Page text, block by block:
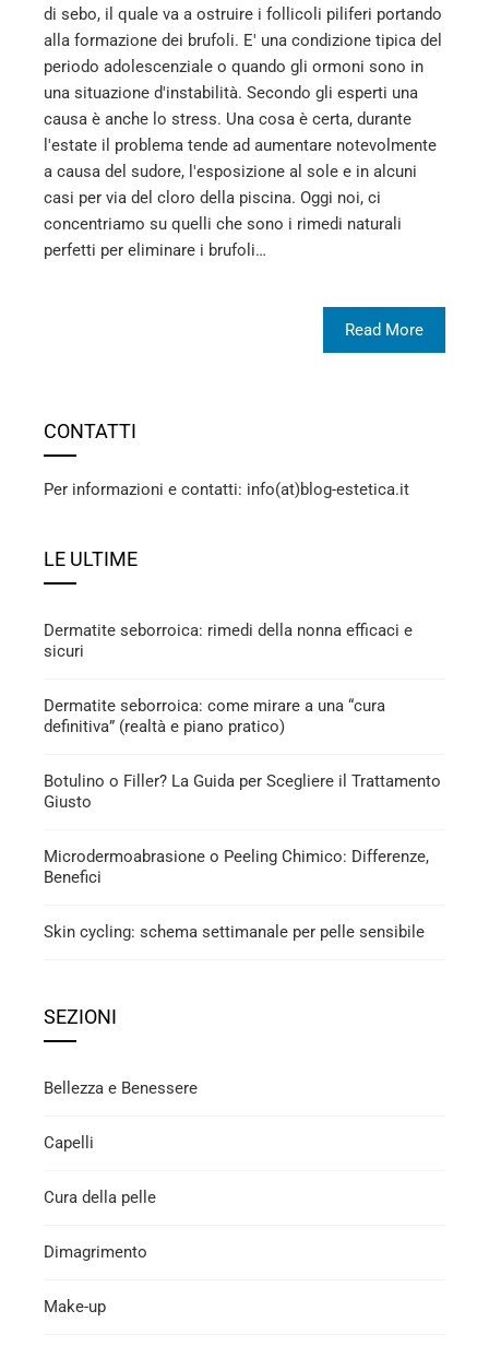
di sebo, il quale va a ostruire i follicoli piliferi portando
alla formazione dei brufoli. E' una condizione tipica del
periodo adolescenziale o quando gli ormoni sono in
una situazione d'instabilità. Secondo gli esperti una
causa è anche lo stress. Una cosa è certa, durante
l'estate il problema tende ad aumentare notevolmente
a causa del sudore, l'esposizione al sole e in alcuni
casi per via del cloro della piscina. Oggi noi, ci
concentriamo su quelli che sono i rimedi naturali
perfetti per eliminare i brufoli…
Read More
CONTATTI
Per informazioni e contatti: info(at)blog-estetica.it
LE ULTIME
Dermatite seborroica: rimedi della nonna efficaci e
sicuri
Dermatite seborroica: come mirare a una “cura
definitiva” (realtà e piano pratico)
Botulino o Filler? La Guida per Scegliere il Trattamento
Giusto
Microdermoabrasione o Peeling Chimico: Differenze,
Benefici
Skin cycling: schema settimanale per pelle sensibile
SEZIONI
Bellezza e Benessere
Capelli
Cura della pelle
Dimagrimento
Make-up